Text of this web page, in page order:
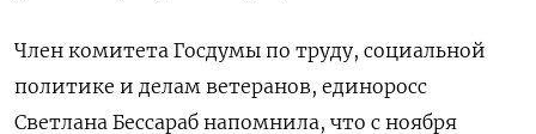
Член комитета Госдумы по труду, социальной
политике и делам ветеранов, единоросс
Светлана Бессараб напомнила, что с ноября